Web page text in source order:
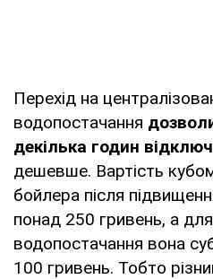
Перехід на
водопостачання
декілька годин
дешевше. Вартість
бойлера після
понад 250 гривень, а
водопостачання вона
100 гривень. Тобто